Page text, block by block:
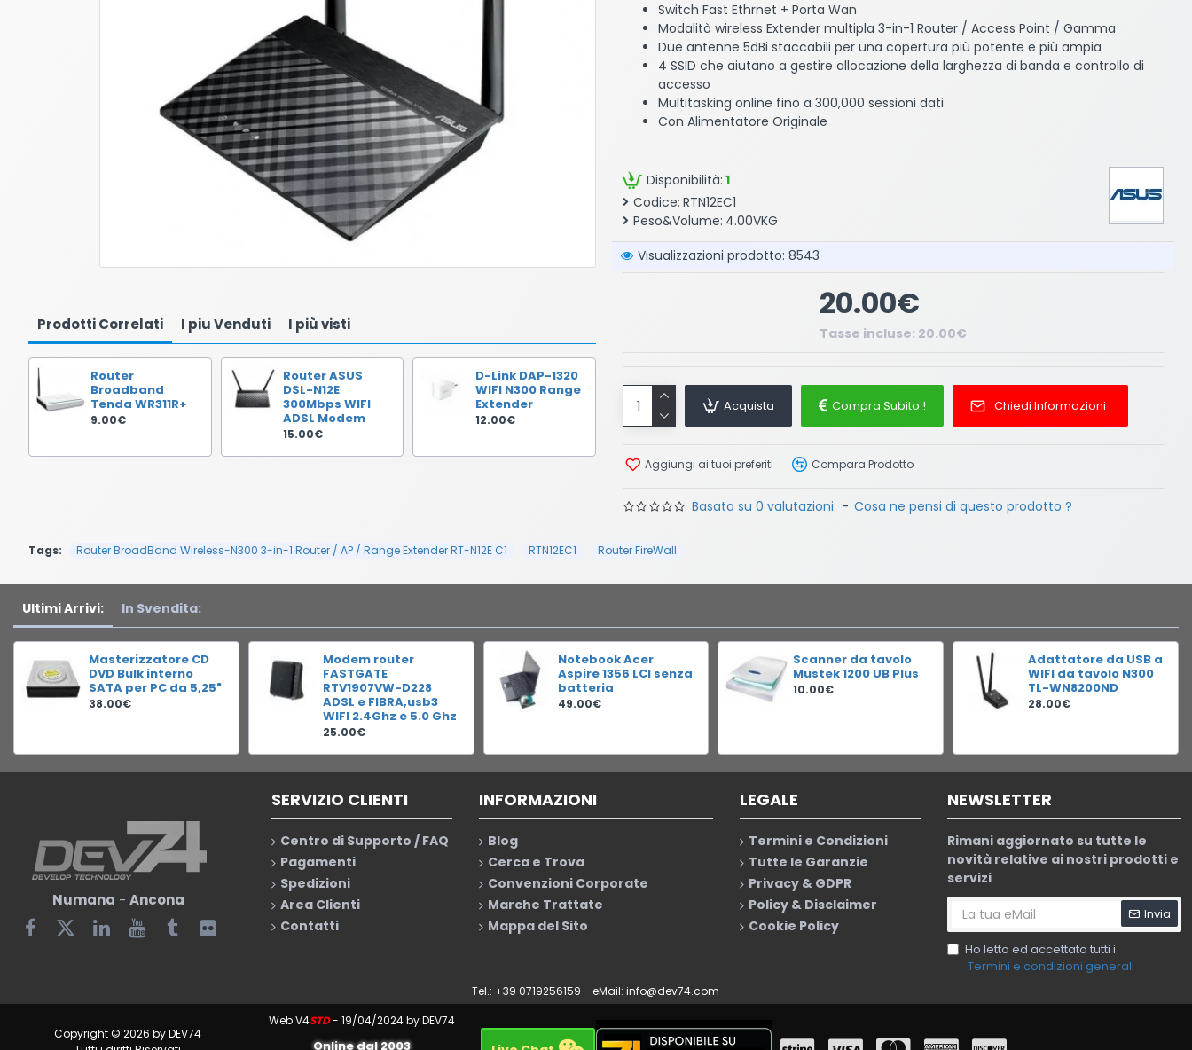
Prodotti Correlati I piu Venduti I più visti
Router
Broadband
Tenda WR311R+
9.00€
Router ASUS
DSL-N12E
300Mbps WIFI
ADSL Modem
15.00€
D-Link DAP-1320
WIFI N300 Range
Extender
12.00€
Switch Fast Ethrnet + Porta Wan
Modalità wireless Extender multipla 3-in-1 Router / Access Point / Gamma
Due antenne 5dBi staccabili per una copertura più potente e più ampia
4 SSID che aiutano a gestire allocazione della larghezza di banda e controllo di
accesso
Multitasking online fino a 300,000 sessioni dati
Con Alimentatore Originale
Disponibilità: 1
Codice: RTN12EC1
Peso&Volume: 4.00VKG
Visualizzazioni prodotto: 8543
Basata su 0 valutazioni. - Cosa ne pensi di questo prodotto ?
20.00€
Tasse incluse: 20.00€
Acquista Compra Subito ! Chiedi Informazioni
Aggiungi ai tuoi preferiti Compara Prodotto
Tags: Router BroadBand Wireless-N300 3-in-1 Router / AP / Range Extender RT-N12E C1 RTN12EC1 Router FireWall
Ultimi Arrivi: In Svendita:
Masterizzatore CD
DVD Bulk interno
SATA per PC da 5,25"
38.00€
Modem router
FASTGATE
RTV1907VW-D228
ADSL e FIBRA,usb3
WIFI 2.4Ghz e 5.0 Ghz
25.00€
Notebook Acer
Aspire 1356 LCI senza
batteria
49.00€
Scanner da tavolo
Mustek 1200 UB Plus
10.00€
Adattatore da USB a
WIFI da tavolo N300
TL-WN8200ND
28.00€
Numana - Ancona
SERVIZIO CLIENTI
Centro di Supporto / FAQ
Pagamenti
Spedizioni
Area Clienti
Contatti
INFORMAZIONI
Blog
Cerca e Trova
Convenzioni Corporate
Marche Trattate
Mappa del Sito
LEGALE
Termini e Condizioni
Tutte le Garanzie
Privacy & GDPR
Policy & Disclaimer
Cookie Policy
NEWSLETTER
Rimani aggiornato su tutte le
novità relative ai nostri prodotti e
servizi
Invia
Ho letto ed accettato tutti i
Termini e condizioni generali
Tel.: +39 0719256159 - eMail:info@dev74.com
Copyright © 2026 by DEV74
Web V4STD- 19/04/2024 by DEV74
Online dal 2003